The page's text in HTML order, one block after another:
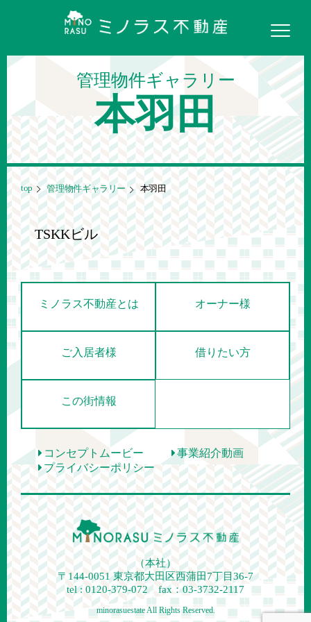
管理物件ギャラリー
本羽田
top 管理物件ギャラリー 本羽田
TSKKビル
ミノラス不動産とは オーナー様
ご入居者様 借りたい方
この街情報
コンセプトムービー
事業紹介動画
プライバシーポリシー
（本社）
〒144-0051東京都大田区西蒲田7丁目36-7
tel : 0120-379-072 fax：03-3732-2117
minorasuestate All Rights Reserved.